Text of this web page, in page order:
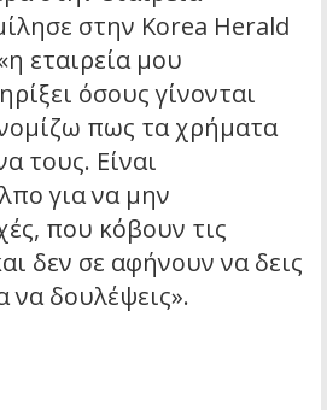
στην Korea Herald
εταιρεία μου
όσους γίνονται
πως τα χρήματα
τους. Είναι
για να μην
που κόβουν τις
δεν σε αφήνουν να δεις
να δουλέψεις».